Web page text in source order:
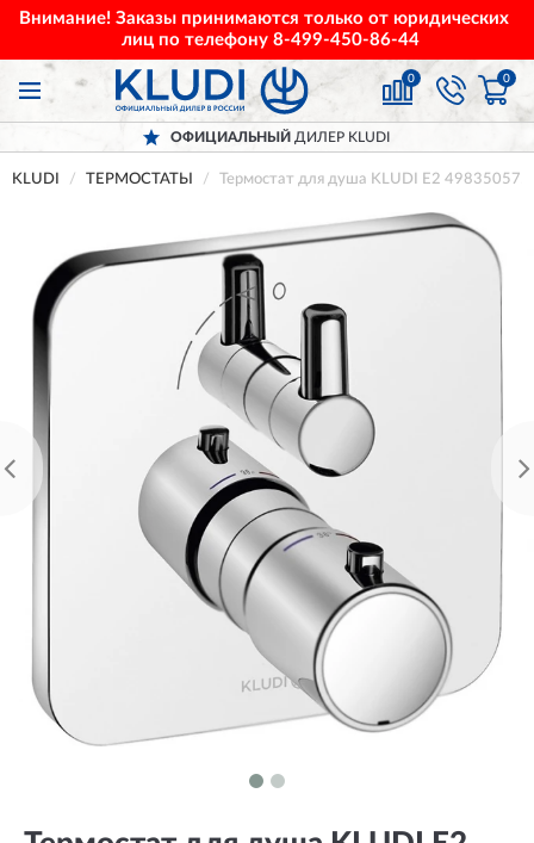
Внимание! Заказы принимаются только от юридических
лиц по телефону 8-499-450-86-44
0 0
ОФИЦИАЛЬНЫЙ ДИЛЕР KLUDI
KLUDI ТЕРМОСТАТЫ Термостат для душа KLUDI E2 498350575